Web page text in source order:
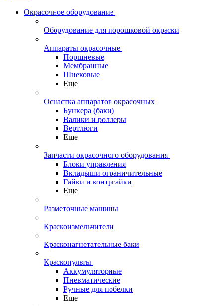
Окрасочное оборудование
Оборудование для порошковой окраски
Аппараты окрасочные
Поршневые
Мембранные
Шнековые
Еще
Оснастка аппаратов окрасочных
Бункера (баки)
Валики и роллеры
Вертлюги
Еще
Запчасти окрасочного оборудования
Блоки управления
Вкладыши ограничительные
Гайки и контргайки
Еще
Разметочные машины
Краскоизмельчители
Красконагнетательные баки
Краскопульты
Аккумуляторные
Пневматические
Ручные для побелки
Еще